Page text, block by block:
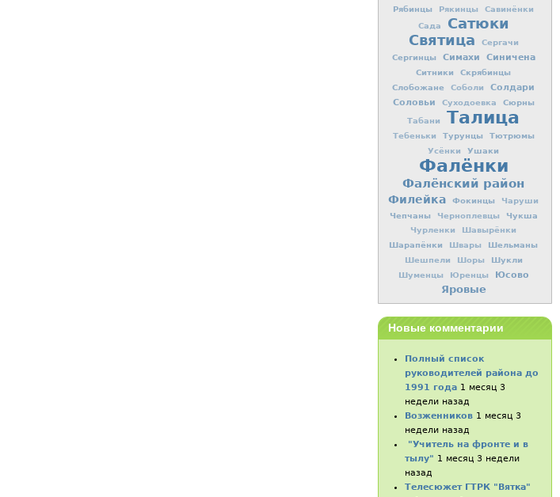
Рябинцы
Рякинцы
Савинёнки
Сада
Сатюки
Святица
Сергачи
Сергинцы Симахи Синичена
Ситники
Скрябинцы
Слобожане
Соболи
Солдари
Соловьи
Суходоевка Сюрны
Табани Талица
Тебеньки Турунцы Тютрюмы
Усёнки Ушаки
Фалёнки
Фалёнский район
Филейка Фокинцы Чаруши
Чепчаны Черноплевцы Чукша
Чурленки Шавырёнки
Шарапёнки Швары Шельманы
Шешпели Шоры Шукли
Шуменцы Юренцы Юсово
Яровые
Новые комментарии
Полный список
руководителей района до
1991 года 1 месяц 3
недели назад
Возженников 1 месяц 3
недели назад
"Учитель на фронте и в
тылу" 1 месяц 3 недели
назад
Телесюжет ГТРК "Вятка"